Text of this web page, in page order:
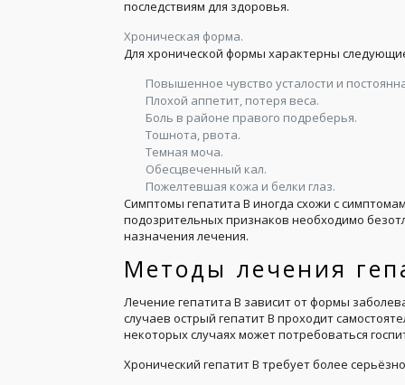
последствиям для здоровья.
Хроническая форма.
Для хронической формы характерны
Повышенное чувство усталости и
Плохой аппетит, потеря веса.
Боль в районе правого подреберья.
Тошнота, рвота.
Темная моча.
Обесцвеченный кал.
Пожелтевшая кожа и белки глаз.
Симптомы гепатита В иногда схожи с
подозрительных признаков необходимо
назначения лечения.
Методы лечения
Лечение гепатита В зависит от формы
случаев острый гепатит В проходит
некоторых случаях может потребоваться
Хронический гепатит В требует более